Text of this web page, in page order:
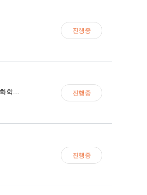
진행중
원심분리기, 분석장비, 실험장비, 이화학기기, 화학기자
진행중
진행중